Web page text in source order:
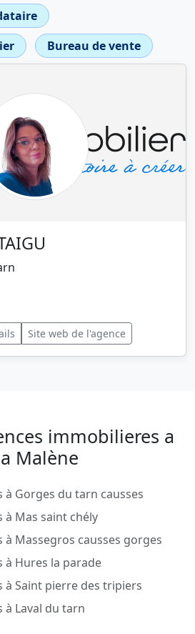
Bureau de vente
Site web de l'agence
immobilieres a
Malène
Gorges du tarn causses
à Mas saint chély
Massegros causses gorges
à Hures la parade
à Saint pierre des tripiers
à Laval du tarn